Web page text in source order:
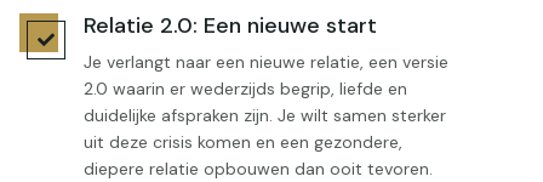
 Relatie 2.0: Een nieuwe start
Je verlangt naar een nieuwe relatie, een versie
2.0 waarin er wederzijds begrip, liefde en
duidelijke afspraken zijn. Je wilt samen sterker
uit deze crisis komen en een gezondere,
diepere relatie opbouwen dan ooit tevoren.